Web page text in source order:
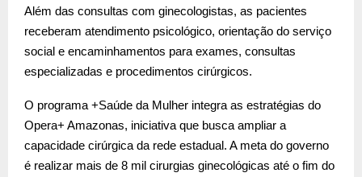
Além das consultas com ginecologistas, as pacientes
receberam atendimento psicológico, orientação do serviço
social e encaminhamentos para exames, consultas
especializadas e procedimentos cirúrgicos.
O programa +Saúde da Mulher integra as estratégias do
Opera+ Amazonas, iniciativa que busca ampliar a
capacidade cirúrgica da rede estadual. A meta do governo
é realizar mais de 8 mil cirurgias ginecológicas até o fim do